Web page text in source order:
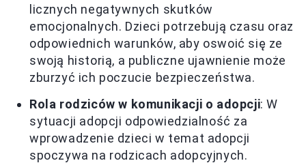
licznych negatywnych skutków
emocjonalnych. Dzieci potrzebują czasu oraz
odpowiednich warunków, aby oswoić się ze
swoją historią, a publiczne ujawnienie może
zburzyć ich poczucie bezpieczeństwa.
Rola rodziców w komunikacji o adopcji: W
sytuacji adopcji odpowiedzialność za
wprowadzenie dzieci w temat adopcji
spoczywa na rodzicach adopcyjnych.